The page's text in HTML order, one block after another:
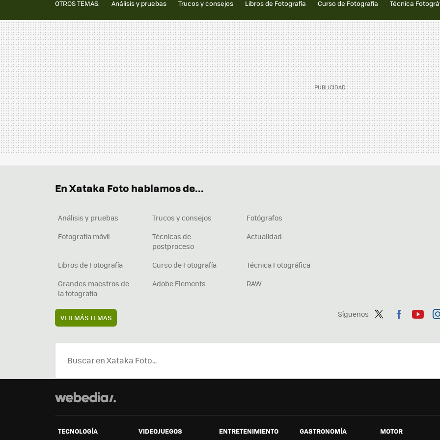
OTROS TEMAS: Análisis y pruebas Trucos y consejos Libros de Fotografía Curso de Fotografía Técnica
Síguenos
ter
ebo tub
En Xataka Foto hablamos de...
Análisis y pruebas Trucos y consejos
Fotógrafos
Fotografía móvil
Técnicas de
postproceso
Actualidad
Libros de Fotografía Curso de Fotografía
Técnica Fotográfica
Grandes maestros de
la fotografía
Adobe Elements RAW
VER MÁS TEMAS
TECNOLOGÍA VIDEOJUEGOS ENTRETENIMIENTO GASTRONOMÍA MOTOR